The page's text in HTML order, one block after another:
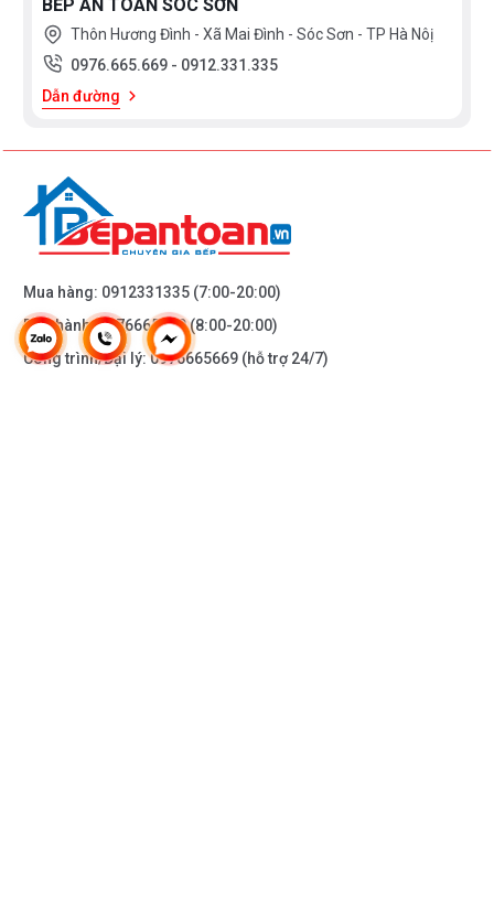
BẾP AN TOÀN SÓC SƠN
Thôn Hương Đình - Xã Mai Đình - Sóc Sơn - TP Hà Nôị
0976.665.669 - 0912.331.335
Dẫn đường
Mua hàng: 0912331335 (7:00-20:00)
Bảo hành:0976665669(8:00-20:00)
Công trình/Đại lý:0976665669 (hỗ trợ 24/7)